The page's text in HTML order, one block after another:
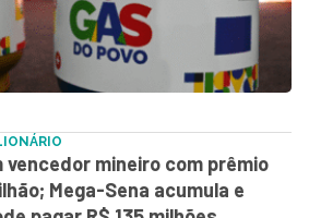
mineiro com prêmio
Mega-Sena acumula e